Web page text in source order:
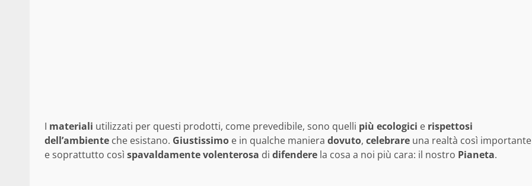
I materiali utilizzati per questi prodotti, come prevedibile, sono quelli più ecologici e rispettosi
dell’ambiente che esistano. Giustissimo e in qualche maniera dovuto, celebrare una realtà così importante
e soprattutto così spavaldamentevolenterosa di difendere la cosa a noi più cara: il nostro Pianeta.